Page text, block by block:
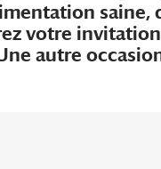
saine,
votre
autre